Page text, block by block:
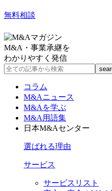
無料相談
M&A・事業承継を
わかりやすく発信
コラム
M&Aニュース
M&Aを学ぶ
M&A用語集
日本M&Aセンター
選ばれる理由
サービス
サービスリスト